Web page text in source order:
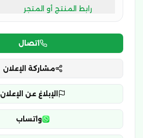
رابط المنتج أو المتجر
اتصال
مشاركة الإعلان
الإبلاغ عن الإعلان
واتساب